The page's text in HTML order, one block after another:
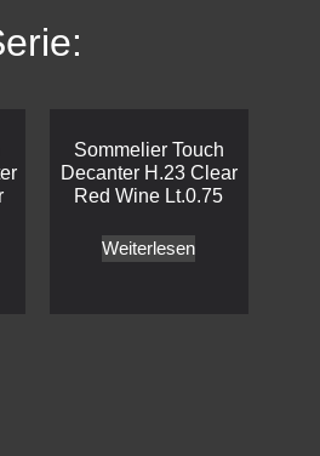
Sommelier Touch
Decanter H.23 Clear
Red Wine Lt.0.75
Weiterlesen